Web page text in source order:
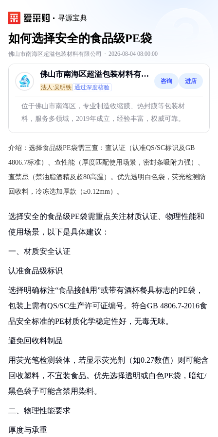
寻源宝典
如何选择安全的食品级PE袋
佛山市南海区超溢包装材料有限公司 · 2026-08-04 08:00:00
佛山市南海区超溢包装材料有限
公司
法人:吴明铁 通过深度核验
咨询 进店
位于佛山市南海区，专业制造收缩膜、热封膜等包装材
料，服务多领域，2019年成立，经验丰富，权威可靠。
介绍： 选择食品级PE袋需三查：‌查认证‌（认准QS/SC标识及GB
4806.7标准）、‌查性能‌（厚度匹配使用场景，密封条吸附力强）、‌
查禁忌‌（禁油脂酒精及超80高温）。优先透明白色袋，荧光检测防
回收料，冷冻选加厚款（≥0.12mm）。
选择安全的食品级PE袋需重点关注材质认证、物理性能和
使用场景，以下是具体建议：
一、材质安全认证
认准食品级标识‌
选择明确标注“食品接触用”或带有酒杯餐具标志的PE袋，
包装上需有QS/SC生产许可证编号‌。符合GB 4806.7-2016食
品安全标准的PE材质化学稳定性好，无毒无味‌。
避免回收料制品‌
用荧光笔检测袋体，若显示荧光剂（如0.27数值）则可能含
回收塑料，不宜装食品‌。优先选择透明或白色PE袋，暗红/
黑色袋子可能含禁用染料‌。
二、物理性能要求
厚度与承重‌